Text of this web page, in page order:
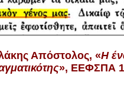
Απόστολος, «Η
», ΕΕΦΣΠΑ